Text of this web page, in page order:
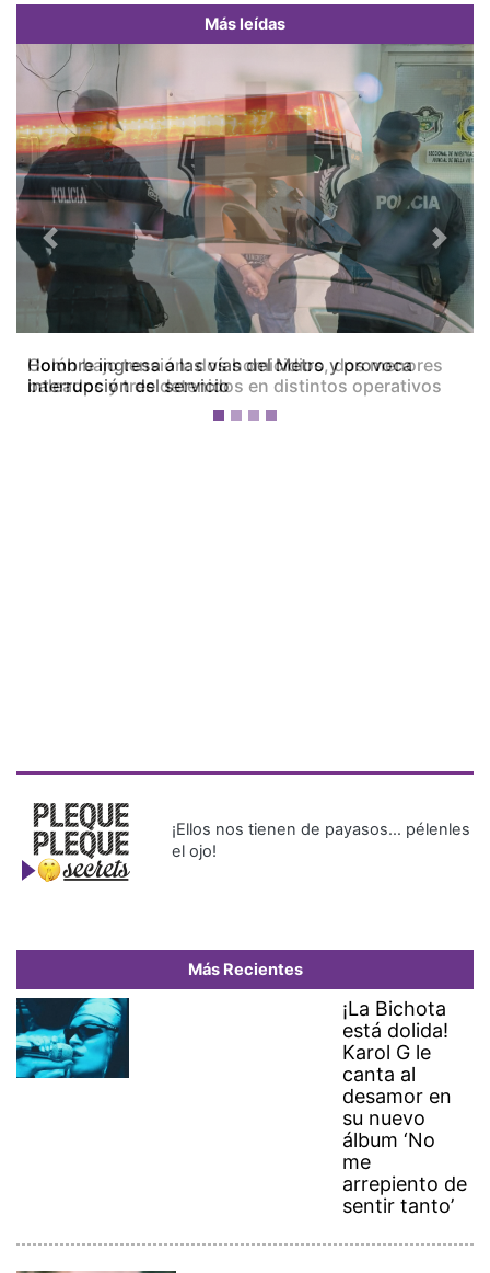
Más leídas
Colón bajo tensión: dos homicidios, dos menores
baleados y tres detenidos en distintos operativos
Previous Next
¡Ellos nos tienen de payasos… pélenles
el ojo!
Más Recientes
¡La Bichota
está dolida!
Karol G le
canta al
desamor en
su nuevo
álbum ‘No
me
arrepiento de
sentir tanto’